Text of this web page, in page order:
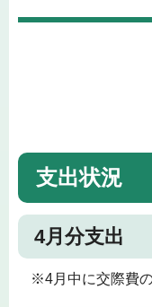
支出状況
4月分支出
※4月中に交際費